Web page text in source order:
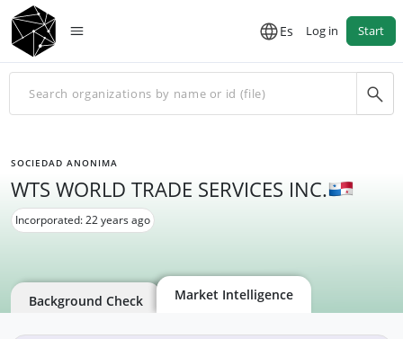
Es Log in Start
SOCIEDAD ANONIMA
WTS WORLD TRADE SERVICES INC.
Incorporated: 22 years ago
Background Check Market Intelligence